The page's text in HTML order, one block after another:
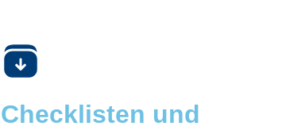
Checklisten und